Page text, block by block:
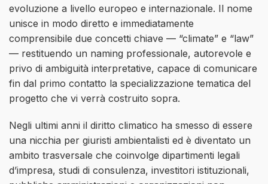
evoluzione a livello europeo e internazionale. Il nome
unisce in modo diretto e immediatamente
comprensibile due concetti chiave — “climate” e “law”
— restituendo un naming professionale, autorevole e
privo di ambiguità interpretative, capace di comunicare
fin dal primo contatto la specializzazione tematica del
progetto che vi verrà costruito sopra.
Negli ultimi anni il diritto climatico ha smesso di essere
una nicchia per giuristi ambientalisti ed è diventato un
ambito trasversale che coinvolge dipartimenti legali
d’impresa, studi di consulenza, investitori istituzionali,